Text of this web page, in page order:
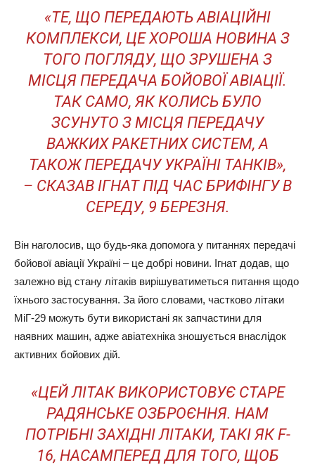
«ТЕ, ЩО ПЕРЕДАЮТЬ АВІАЦІЙНІ
КОМПЛЕКСИ, ЦЕ ХОРОША НОВИНА З
ТОГО ПОГЛЯДУ, ЩО ЗРУШЕНА З
МІСЦЯ ПЕРЕДАЧА БОЙОВОЇ АВІАЦІЇ.
ТАК САМО, ЯК КОЛИСЬ БУЛО
ЗСУНУТО З МІСЦЯ ПЕРЕДАЧУ
ВАЖКИХ РАКЕТНИХ СИСТЕМ, А
ТАКОЖ ПЕРЕДАЧУ УКРАЇНІ ТАНКІВ»,
– СКАЗАВ ІГНАТ ПІД ЧАС БРИФІНГУ В
СЕРЕДУ, 9 БЕРЕЗНЯ.
Він наголосив, що будь-яка допомога у питаннях передачі
бойової авіації Україні – це добрі новини. Ігнат додав, що
залежно від стану літаків вирішуватиметься питання щодо
їхнього застосування. За його словами, частково літаки
МіГ-29 можуть бути використані як запчастини для
наявних машин, адже авіатехніка зношується внаслідок
активних бойових дій.
«ЦЕЙ ЛІТАК ВИКОРИСТОВУЄ СТАРЕ
РАДЯНСЬКЕ ОЗБРОЄННЯ. НАМ
ПОТРІБНІ ЗАХІДНІ ЛІТАКИ, ТАКІ ЯК F-
16, НАСАМПЕРЕД ДЛЯ ТОГО, ЩОБ